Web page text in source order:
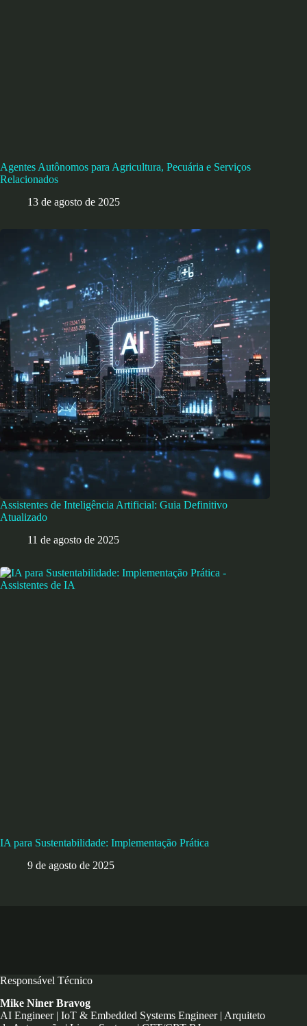
Agentes Autônomos para Agricultura, Pecuária e Serviços
Relacionados
13 de agosto de 2025
Assistentes de Inteligência Artificial: Guia Definitivo
Atualizado
11 de agosto de 2025
IA para Sustentabilidade: Implementação Prática
9 de agosto de 2025
Responsável Técnico
Mike Niner Bravog
AI Engineer | IoT & Embedded Systems Engineer | Arquiteto